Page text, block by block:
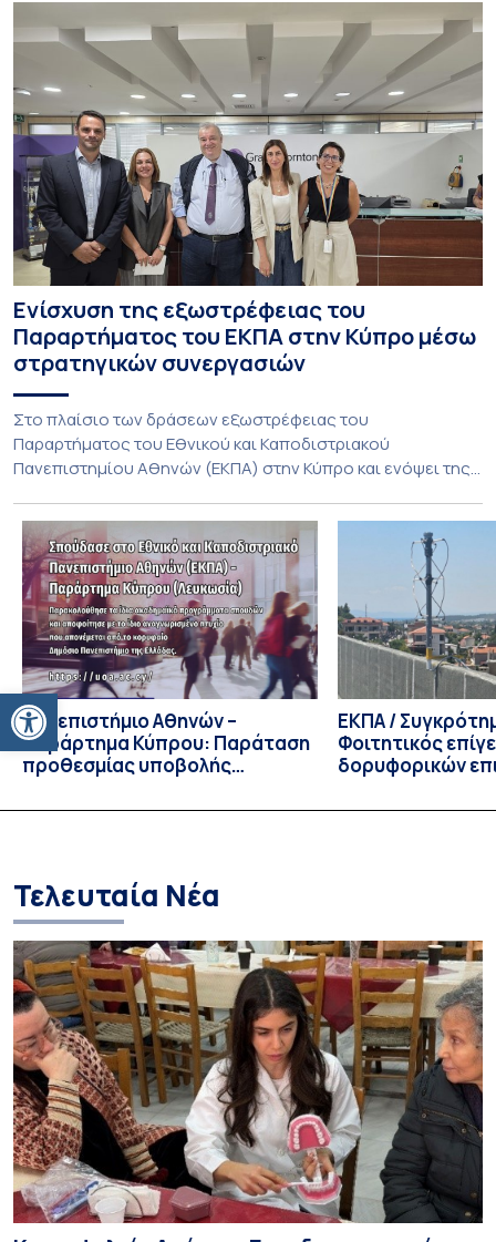
Ανοίξτε τη γραμμή εργαλείων
Ενίσχυση της εξωστρέφειας του
Παραρτήματος του ΕΚΠΑ στην Κύπρο μέσω
στρατηγικών συνεργασιών
Στο πλαίσιο των δράσεων εξωστρέφειας του
Παραρτήματος του Εθνικού και Καποδιστριακού
Πανεπιστημίου Αθηνών (ΕΚΠΑ) στην Κύπρο και ενόψει της
Τμήματος Οικονομικών Επιστημών και του Τμήματος
Διοίκησης Επιχειρήσεων και Οργανισμών τον Σεπτέμβριο
του 2026, ο Κοσμήτορας της Σχολής Οικονομικών και
Πολιτικών Επιστημών, Καθηγητής Νικόλαος Ηρειώτης, και ο
Πρόεδρος του Τμήματος […]
Πανεπιστήμιο Αθηνών –
Παράρτημα Κύπρου: Παράταση
προθεσμίας υποβολής
υποψηφίων
ΕΚΠΑ /
Φοιτητικός
δορυφορικών
Τελευταία Νέα